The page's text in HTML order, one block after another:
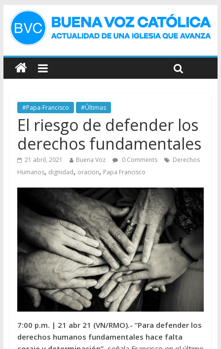
#Papa-Francisco #Últimas
El riesgo de defender los
derechos fundamentales
21 abril, 2021 Buena Voz 0 Comments
Derechos
Humanos, dignidad, oracion, Papa Francisco
7:00 p.m. | 21 abr 21 (VN/RMO).- “Para defender los
derechos humanos fundamentales hace falta